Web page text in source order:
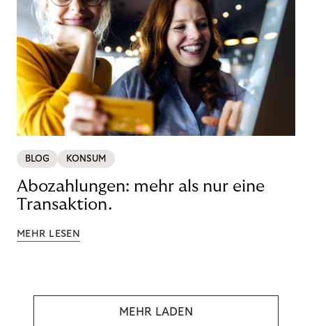
BLOG KONSUM
Abozahlungen: mehr als nur eine
Transaktion.
MEHR LESEN
MEHR LADEN